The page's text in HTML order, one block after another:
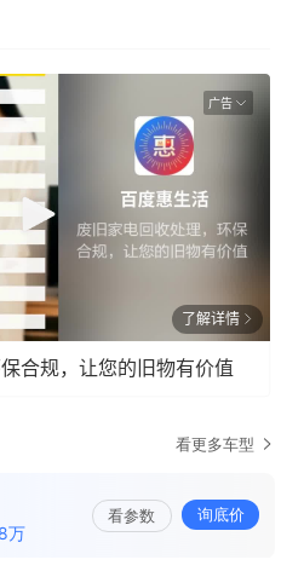
广告
了解详情
合规，让您的旧物有价值